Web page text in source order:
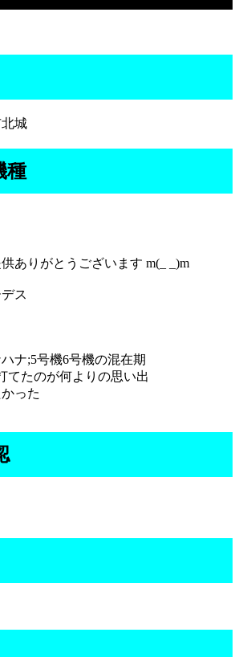
北城
種
ありがとうございます m(_ _)m
ス
ナ;5号機6号機の混在期
てたのが何よりの思い出
った